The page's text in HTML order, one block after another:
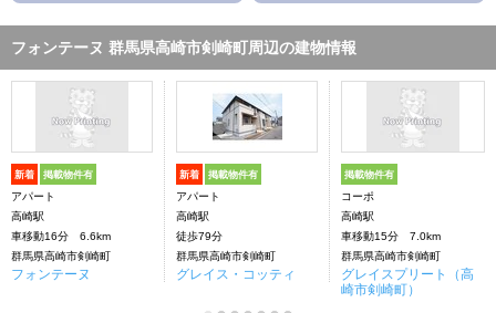
フォンテーヌ 群馬県高崎市剣崎町周辺の建物情報
新着 掲載物件有
アパート
高崎駅
車移動16分 6.6km
群馬県高崎市剣崎町
フォンテーヌ
新着 掲載物件有
アパート
高崎駅
徒歩79分
群馬県高崎市剣崎町
グレイス・コッティ
掲載物件有
コーポ
高崎駅
車移動15分 7.0km
群馬県高崎市剣崎町
グレイスプリート（高
崎市剣崎町）